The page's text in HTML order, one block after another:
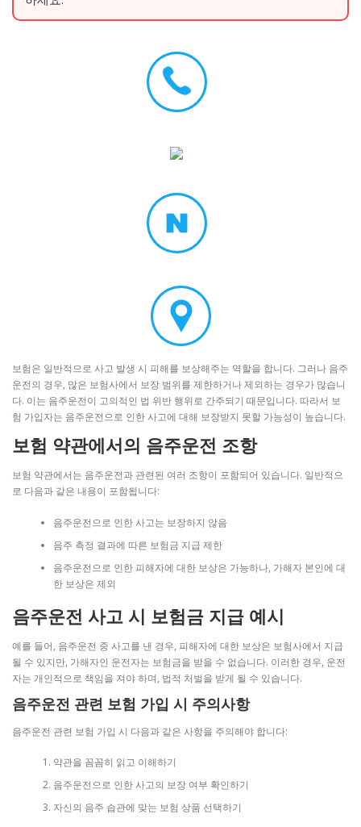
보험은 일반적으로 사고 발생 시 피해를 보상해주는 역할을 합니다. 그러나 음주
운전의 경우, 많은 보험사에서 보장 범위를 제한하거나 제외하는 경우가 많습니
다. 이는 음주운전이 고의적인 법 위반 행위로 간주되기 때문입니다. 따라서 보
험 가입자는 음주운전으로 인한 사고에 대해 보장받지 못할 가능성이 높습니다.
보험 약관에서의 음주운전 조항
보험 약관에서는 음주운전과 관련된 여러 조항이 포함되어 있습니다. 일반적으
로 다음과 같은 내용이 포함됩니다:
음주운전으로 인한 사고는 보장하지 않음
음주 측정 결과에 따른 보험금 지급 제한
음주운전으로 인한 피해자에 대한 보상은 가능하나, 가해자 본인에 대
한 보상은 제외
음주운전 사고 시 보험금 지급 예시
예를 들어, 음주운전 중 사고를 낸 경우, 피해자에 대한 보상은 보험사에서 지급
될 수 있지만, 가해자인 운전자는 보험금을 받을 수 없습니다. 이러한 경우, 운전
자는 개인적으로 책임을 져야 하며, 법적 처벌을 받게 될 수 있습니다.
음주운전 관련 보험 가입 시 주의사항
음주운전 관련 보험 가입 시 다음과 같은 사항을 주의해야 합니다:
약관을 꼼꼼히 읽고 이해하기
음주운전으로 인한 사고의 보장 여부 확인하기
자신의 음주 습관에 맞는 보험 상품 선택하기